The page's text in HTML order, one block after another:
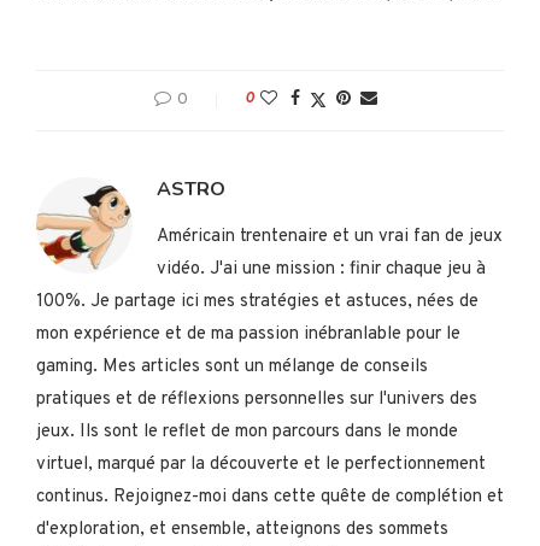
0 0
ASTRO
Américain trentenaire et un vrai fan de jeux
vidéo. J'ai une mission : finir chaque jeu à
100%. Je partage ici mes stratégies et astuces, nées de
mon expérience et de ma passion inébranlable pour le
gaming. Mes articles sont un mélange de conseils
pratiques et de réflexions personnelles sur l'univers des
jeux. Ils sont le reflet de mon parcours dans le monde
virtuel, marqué par la découverte et le perfectionnement
continus. Rejoignez-moi dans cette quête de complétion et
d'exploration, et ensemble, atteignons des sommets